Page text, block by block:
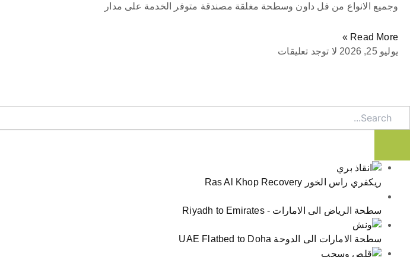
وجميع الانواع من فل داون وسطحة مغلقة مصندقة متوفر الخدمة على مدار
Read More »
يوليو 25, 2026
لا توجد تعليقات
ريكفري راس الخور Ras Al Khop Recovery
سطحة الرياض الى الامارات - Riyadh to Emirates
سطحة الامارات الى الدوحة UAE Flatbed to Doha